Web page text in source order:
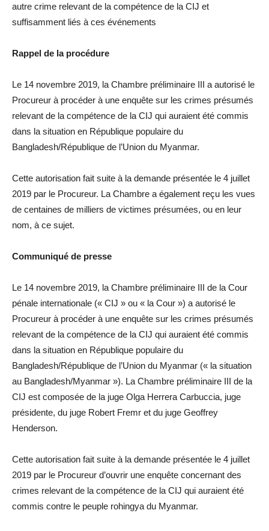
autre crime relevant de la compétence de la CIJ et
suffisamment liés à ces événements
Rappel de la procédure
Le 14 novembre 2019, la Chambre préliminaire III a autorisé le
Procureur à procéder à une enquête sur les crimes présumés
relevant de la compétence de la CIJ qui auraient été commis
dans la situation en République populaire du
Bangladesh/République de l’Union du Myanmar.
Cette autorisation fait suite à la demande présentée le 4 juillet
2019 par le Procureur. La Chambre a également reçu les vues
de centaines de milliers de victimes présumées, ou en leur
nom, à ce sujet.
Communiqué de presse
Le 14 novembre 2019, la Chambre préliminaire III de la Cour
pénale internationale (« CIJ » ou « la Cour ») a autorisé le
Procureur à procéder à une enquête sur les crimes présumés
relevant de la compétence de la CIJ qui auraient été commis
dans la situation en République populaire du
Bangladesh/République de l’Union du Myanmar (« la situation
au Bangladesh/Myanmar »). La Chambre préliminaire III de la
CIJ est composée de la juge Olga Herrera Carbuccia, juge
présidente, du juge Robert Fremr et du juge Geoffrey
Henderson.
Cette autorisation fait suite à la demande présentée le 4 juillet
2019 par le Procureur d’ouvrir une enquête concernant des
crimes relevant de la compétence de la CIJ qui auraient été
commis contre le peuple rohingya du Myanmar.